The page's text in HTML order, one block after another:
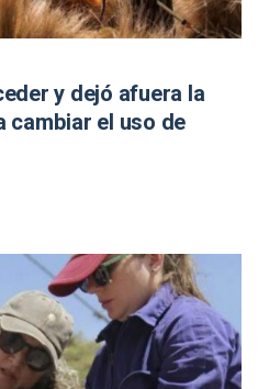
y dejó afuera la
cambiar el uso de